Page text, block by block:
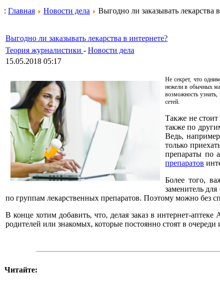
: Главная Новости дела Выгодно ли заказывать лекарства
Выгодно ли заказывать лекарства в интернете?
Теория журналистики - Новости дела
15.05.2018 05:17
Не секрет, что
нежели в обычных
возможность
сетей.
Также не
также по
Ведь,
только
препараты по
препаратов
Более того,
заменитель
по группам лекарственных препаратов. Поэтому можно без
В конце хотим добавить, что, делая заказ в интернет-
родителей или знакомых, которые постоянно стоят в очереди
Читайте: